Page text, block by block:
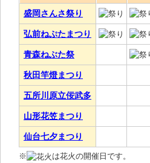
盛岡さんさ祭り
弘前ねぷたまつり
青森ねぶた祭
秋田竿燈まつり
五所川原立佞武多
山形花笠まつり
仙台七夕まつり
※
は花火の開催日です。